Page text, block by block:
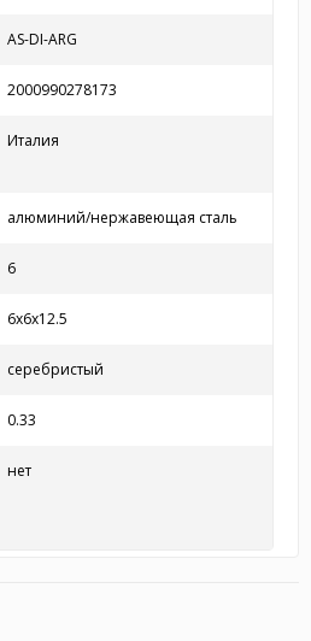
AS-DI-ARG
2000990278173
Италия
алюминий/нержавеющая сталь
6
6x6x12.5
серебристый
0.33
нет